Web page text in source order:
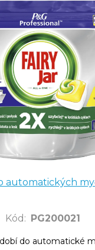
automatických
Kód : PG200021
do automatické